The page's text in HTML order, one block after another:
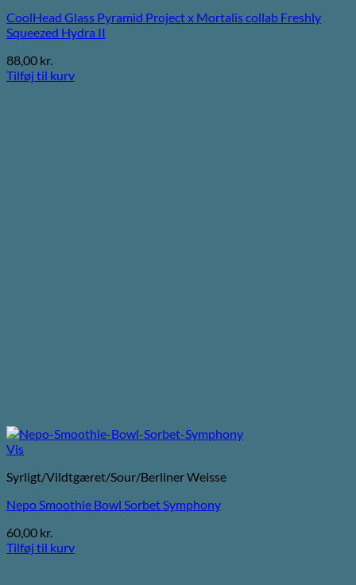
CoolHead Glass Pyramid Project x Mortalis collab Freshly
Squeezed Hydra II
88,00 kr.
Tilføj til kurv
Vis
Syrligt/Vildtgæret/Sour/Berliner Weisse
Nepo Smoothie Bowl Sorbet Symphony
60,00 kr.
Tilføj til kurv